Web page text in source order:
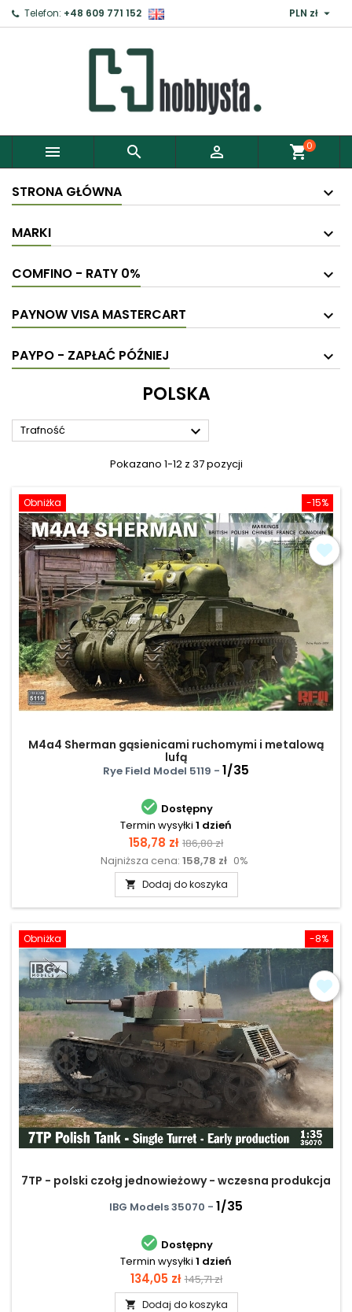
Telefon: +48 609 771 152 PLN zł 
   shopping_cart0
STRONA GŁÓWNA
MARKI
COMFINO - RATY 0%
PAYNOW VISA MASTERCART
PAYPO - ZAPŁAĆ PÓŹNIEJ
POLSKA
Trafność 
Pokazano 1-12 z 37 pozycji
-15%
Obniżka
M4a4 Sherman gąsienicami ruchomymi i metalową
lufą
Rye Field Model 5119 - 1/35
 Dostępny
Termin wysyłki 1 dzień
Cena
158,78 zł Cena
podstawowa
186,80 zł
Najniższa cena: 158,78 zł 0%
 Dodaj do koszyka
-8%
Obniżka
7TP - polski czołg jednowieżowy - wczesna produkcja
IBG Models 35070 - 1/35
 Dostępny
Termin wysyłki 1 dzień
Cena
134,05 zł Cena
podstawowa
145,71 zł
 Dodaj do koszyka
Zaloguj ×
Aby zapisać produkty do Schowka, musisz się
Anuluj Zaloguj